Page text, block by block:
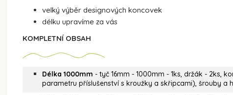
velký výběr designových koncovek
délku upravíme za vás
KOMPLETNÍ OBSAH
Délka 1000mm - tyč 16mm - 1000mm - 1ks, držák - 2ks,
parametru příslušenství s kroužky a skřipcami), šrouby a